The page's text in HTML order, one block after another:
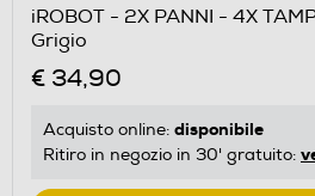
iROBOT - 2X PANNI - 4X
Grigio
€ 34,90
Acquisto online: disponibile
Ritiro in negozio in 30' gratuito: